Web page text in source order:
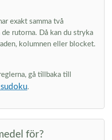
exakt samma två
rutorna. Då kan du stryka
kolumnen eller blocket.
gå tillbaka till
.
för?